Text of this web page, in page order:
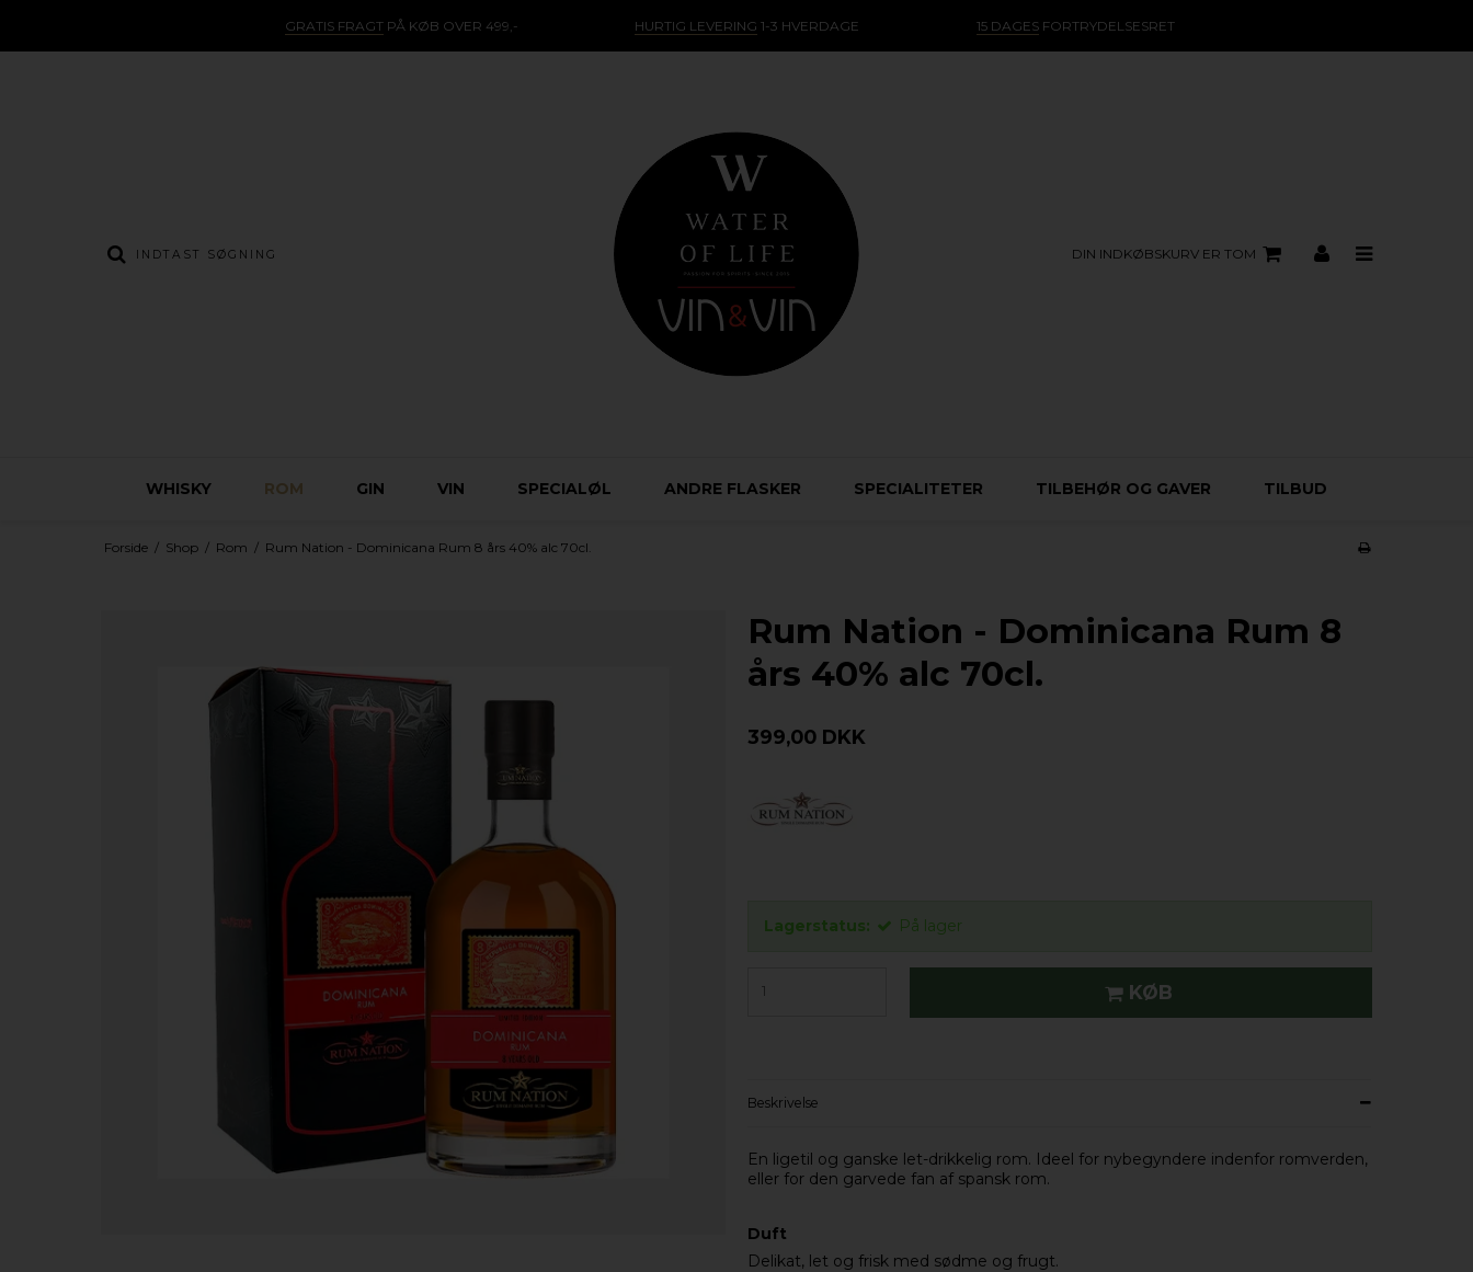
GRATIS FRAGTPÅ KØB OVER 499,- HURTIG LEVERING 1-3 HVERDAGE 15 DAGESFORTRYDELSESRET
DIN INDKØBSKURV ER TOM
WHISKY ROM GIN VIN SPECIALØL ANDRE FLASKER SPECIALITETER TILBEHØR OG GAVER TILBUD
Forside / Shop / Rom / Rum Nation - Dominicana Rum 8 års 40% alc 70cl.
Rum Nation - Dominicana Rum 8
års 40% alc 70cl.
399,00 DKK
Lagerstatus: På lager
KØB
Beskrivelse
En ligetil og ganske let-drikkelig rom. Ideel for nybegyndere indenfor romverden,
eller for den garvede fan af spansk rom.
Duft
Delikat, let og frisk med sødme og frugt.